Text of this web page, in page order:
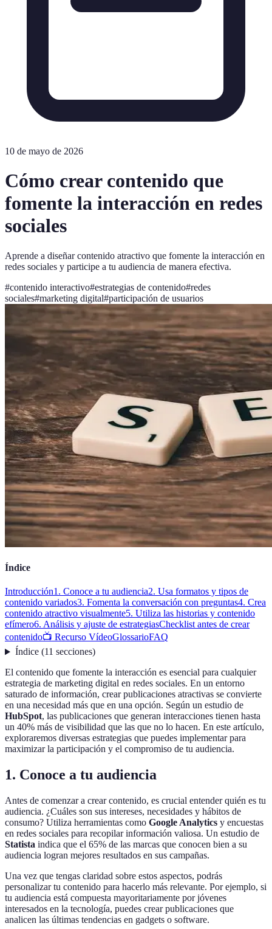
10 de mayo de 2026
Cómo crear contenido que
fomente la interacción en redes
sociales
Aprende a diseñar contenido atractivo que fomente la interacción en
redes sociales y participe a tu audiencia de manera efectiva.
#contenido interactivo#estrategias de contenido#redes
sociales#marketing digital#participación de usuarios
Índice
Introducción1. Conoce a tu audiencia2. Usa formatos y tipos de
contenido variados3. Fomenta la conversación con preguntas4. Crea
contenido atractivo visualmente5. Utiliza las historias y contenido
efímero6. Análisis y ajuste de estrategiasChecklist antes de crear
contenido📺 Recurso VídeoGlossarioFAQ
Índice(11 secciones)
El contenido que fomente la interacción es esencial para cualquier
estrategia de marketing digital en redes sociales. En un entorno
saturado de información, crear publicaciones atractivas se convierte
en una necesidad más que en una opción. Según un estudio de
HubSpot, las publicaciones que generan interacciones tienen hasta
un 40% más de visibilidad que las que no lo hacen. En este artículo,
exploraremos diversas estrategias que puedes implementar para
maximizar la participación y el compromiso de tu audiencia.
1. Conoce a tu audiencia
Antes de comenzar a crear contenido, es crucial entender quién es tu
audiencia. ¿Cuáles son sus intereses, necesidades y hábitos de
consumo? Utiliza herramientas como Google Analytics y encuestas
en redes sociales para recopilar información valiosa. Un estudio de
Statista indica que el 65% de las marcas que conocen bien a su
audiencia logran mejores resultados en sus campañas.
Una vez que tengas claridad sobre estos aspectos, podrás
personalizar tu contenido para hacerlo más relevante. Por ejemplo, si
tu audiencia está compuesta mayoritariamente por jóvenes
interesados en la tecnología, puedes crear publicaciones que
analicen las últimas tendencias en gadgets o software.